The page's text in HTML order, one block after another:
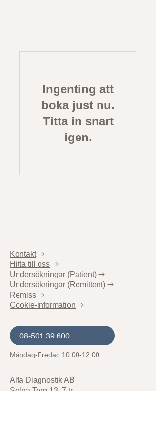
Ingenting att
boka just nu.
Titta in snart
igen.
Kontakt →
Hitta till oss →
Undersökningar (Patient) →
Undersökningar (Remittent) →
Remiss →
Cookie-information →
08-501 39 600
Måndag-Fredag 10:00-12:00
Alfa Diagnostik AB
Solna Torg 13, 7 tr.